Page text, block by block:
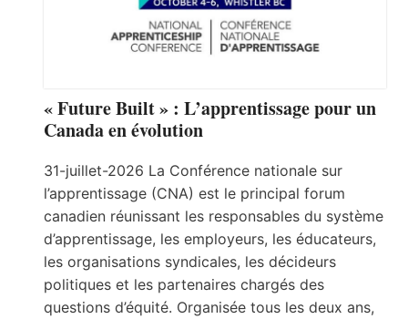
« Future Built » : L’apprentissage pour un
Canada en évolution
31-juillet-2026 La Conférence nationale sur
l’apprentissage (CNA) est le principal forum
canadien réunissant les responsables du système
d’apprentissage, les employeurs, les éducateurs,
les organisations syndicales, les décideurs
politiques et les partenaires chargés des
questions d’équité. Organisée tous les deux ans,